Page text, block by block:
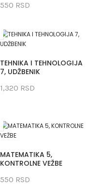
550 RSD
TEHNIKA I TEHNOLOGIJA
7, UDŽBENIK
1,320 RSD
MATEMATIKA 5,
KONTROLNE VEŽBE
550 RSD